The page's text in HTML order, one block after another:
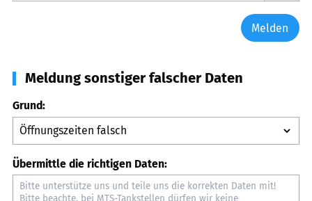
Melden
Meldung sonstiger falscher Daten
Grund:
Übermittle die richtigen Daten: